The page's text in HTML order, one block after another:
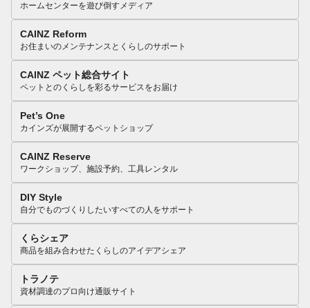
ホームセンターを遊び倒すメディア
CAINZ Reform
お住まいのメンテナンスとくらしのサポート
CAINZ ペット総合サイト
ペットとのくらしを彩るサービスをお届け
Pet’s One
カインズが展開するペットショップ
CAINZ Reserve
ワークショップ、施設予約、工具レンタル
DIY Style
自分でものづくりしたいすべての人をサポート
くらシェア
商品を組み合わせたくらしのアイデアシェア
トラノテ
資材調達のプロ向け通販サイト